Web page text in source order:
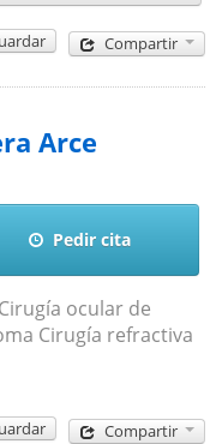
Compartir
Arce
Pedir cita
ocular de
Cirugía refractiva
Compartir